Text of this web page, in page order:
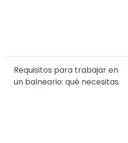
Requisitos para trabajar en
un balneario: qué necesitas